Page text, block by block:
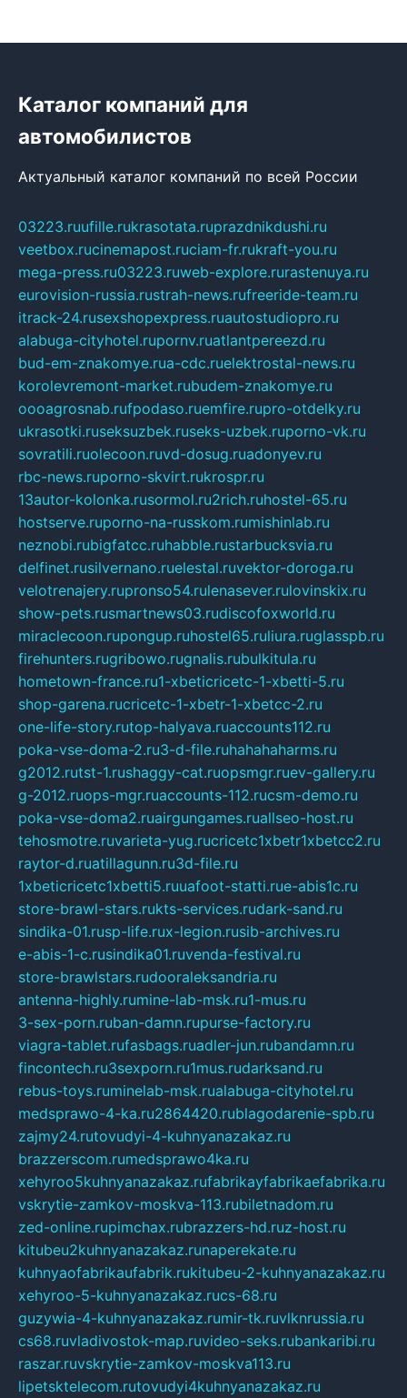
Каталог компаний для
автомобилистов
Актуальный каталог компаний по всей России
03223.ruufille.rukrasotata.ruprazdnikdushi.ru
veetbox.rucinemapost.ruciam-fr.rukraft-you.ru
mega-press.ru03223.ruweb-explore.rurastenuya.ru
eurovision-russia.rustrah-news.rufreeride-team.ru
itrack-24.rusexshopexpress.ruautostudiopro.ru
alabuga-cityhotel.rupornv.ruatlantpereezd.ru
bud-em-znakomye.rua-cdc.ruelektrostal-news.ru
korolevremont-market.rubudem-znakomye.ru
oooagrosnab.rufpodaso.ruemfire.rupro-otdelky.ru
ukrasotki.ruseksuzbek.ruseks-uzbek.ruporno-vk.ru
sovratili.ruolecoon.ruvd-dosug.ruadonyev.ru
rbc-news.ruporno-skvirt.rukrospr.ru
13autor-kolonka.rusormol.ru2rich.ruhostel-65.ru
hostserve.ruporno-na-russkom.rumishinlab.ru
neznobi.rubigfatcc.ruhabble.rustarbucksvia.ru
delfinet.rusilvernano.ruelestal.ruvektor-doroga.ru
velotrenajery.rupronso54.rulenasever.rulovinskix.ru
show-pets.rusmartnews03.rudiscofoxworld.ru
miraclecoon.rupongup.ruhostel65.ruliura.ruglasspb.ru
firehunters.rugribowo.rugnalis.rubulkitula.ru
hometown-france.ru1-xbeticricetc-1-xbetti-5.ru
shop-garena.rucricetc-1-xbetr-1-xbetcc-2.ru
one-life-story.rutop-halyava.ruaccounts112.ru
poka-vse-doma-2.ru3-d-file.ruhahahaharms.ru
g2012.rutst-1.rushaggy-cat.ruopsmgr.ruev-gallery.ru
g-2012.ruops-mgr.ruaccounts-112.rucsm-demo.ru
poka-vse-doma2.ruairgungames.ruallseo-host.ru
tehosmotre.ruvarieta-yug.rucricetc1xbetr1xbetcc2.ru
raytor-d.ruatillagunn.ru3d-file.ru
1xbeticricetc1xbetti5.ruuafoot-statti.rue-abis1c.ru
store-brawl-stars.rukts-services.rudark-sand.ru
sindika-01.rusp-life.rux-legion.rusib-archives.ru
e-abis-1-c.rusindika01.ruvenda-festival.ru
store-brawlstars.rudooraleksandria.ru
antenna-highly.rumine-lab-msk.ru1-mus.ru
3-sex-porn.ruban-damn.rupurse-factory.ru
viagra-tablet.rufasbags.ruadler-jun.rubandamn.ru
fincontech.ru3sexporn.ru1mus.rudarksand.ru
rebus-toys.ruminelab-msk.rualabuga-cityhotel.ru
medsprawo-4-ka.ru2864420.rublagodarenie-spb.ru
zajmy24.rutovudyi-4-kuhnyanazakaz.ru
brazzerscom.rumedsprawo4ka.ru
xehyroo5kuhnyanazakaz.rufabrikayfabrikaefabrika.ru
vskrytie-zamkov-moskva-113.rubiletnadom.ru
zed-online.rupimchax.rubrazzers-hd.ruz-host.ru
kitubeu2kuhnyanazakaz.runaperekate.ru
kuhnyaofabrikaufabrik.rukitubeu-2-kuhnyanazakaz.ru
xehyroo-5-kuhnyanazakaz.rucs-68.ru
guzywia-4-kuhnyanazakaz.rumir-tk.ruvlknrussia.ru
cs68.ruvladivostok-map.ruvideo-seks.rubankaribi.ru
raszar.ruvskrytie-zamkov-moskva113.ru
lipetsktelecom.rutovudyi4kuhnyanazakaz.ru